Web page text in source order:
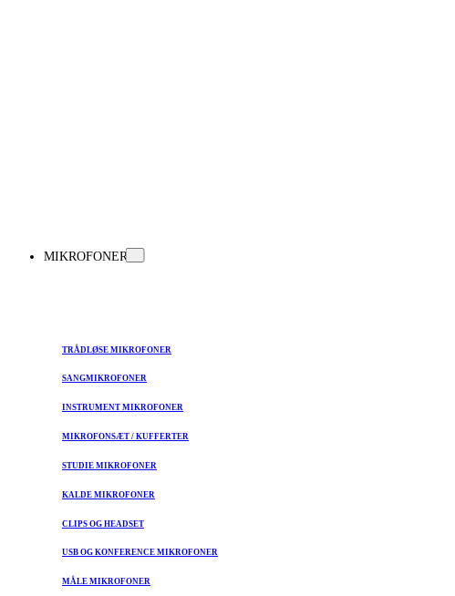
MIKROFONER
TRÅDLØSE MIKROFONER
SANGMIKROFONER
INSTRUMENT MIKROFONER
MIKROFONSÆT / KUFFERTER
STUDIE MIKROFONER
KALDE MIKROFONER
CLIPS OG HEADSET
USB OG KONFERENCE MIKROFONER
MÅLE MIKROFONER